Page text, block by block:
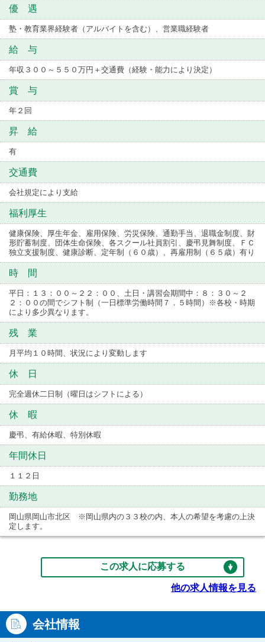
優 遇
塾・教育業界経験者（アルバイトを含む）、営業職経験者
給 与
年収３００～５５０万円＋交通費（経験・能力により決定）
賞 与
年２回
昇 給
有
交通費
会社規定により支給
福利厚生
健康保険、厚生年金、雇用保険、労災保険、通勤手当、退職金制度、財
形貯蓄制度、団体生命保険、各スクール社員割引、慶弔見舞制度、ＦＣ
独立支援制度、健康診断、定年制（６０歳）、再雇用制（６５歳）有り
時 間
平日：１３：００～２２：００、土日・講習会期間中：８：３０～２
２：００の間でシフト制（一日標準労働時間７．５時間）※各校・時期
により多少異なります。
残 業
月平均１０時間、状況により変動します
休 日
完全週休二日制（曜日はシフトによる）
休 暇
慶弔、有給休暇、特別休暇
年間休日
１１２日
勤務地
岡山県岡山市北区 ※岡山県内の３３校の内、本人の希望を考慮の上決
定します。
この求人に応募する
他の求人情報を見る
会社情報